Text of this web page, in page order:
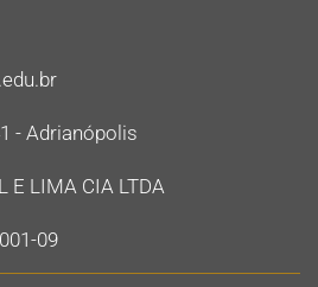
- Adrianópolis
E LIMA CIA LTDA
09